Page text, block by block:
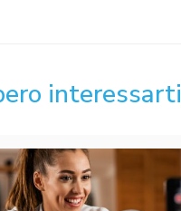
interessarti